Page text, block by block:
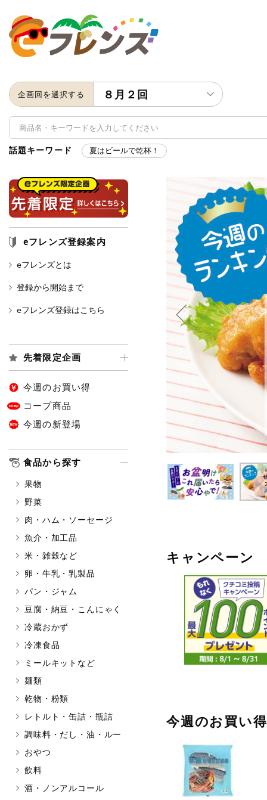
企画回を選択する ８月２回
キーワード
キーワードをすべて含む
アレルゲン情報 特定原材料と特定原材料に準ずる
そば 卵
アーモンド
あわび
オレンジ
カシュ
特定原材料に準ずるものは、お取
話題キーワード 夏はビールで乾杯！
eフレンズ登録案内
eフレンズとは
登録から開始まで
eフレンズ登録はこちら
先着限定企画
今週のお買い得
コープ商品
今週の新登場
食品から探す
果物
野菜
肉・ハム・ソーセージ
魚介・加工品
米・雑穀など
卵・牛乳・乳製品
パン・ジャム
豆腐・納豆・こんにゃく
冷蔵おかず
冷凍食品
ミールキットなど
麺類
乾物・粉類
レトルト・缶詰・瓶詰
調味料・だし・油・ルー
おやつ
飲料
酒・ノンアルコール
キャンペーン
今週のお買い得